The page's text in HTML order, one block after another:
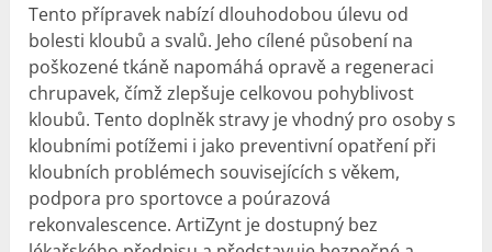
Tento přípravek nabízí dlouhodobou úlevu od
bolesti kloubů a svalů. Jeho cílené působení na
poškozené tkáně napomáhá opravě a regeneraci
chrupavek, čímž zlepšuje celkovou pohyblivost
kloubů. Tento doplněk stravy je vhodný pro osoby s
kloubními potížemi i jako preventivní opatření při
kloubních problémech souvisejících s věkem,
podpora pro sportovce a poúrazová
rekonvalescence. ArtiZynt je dostupný bez